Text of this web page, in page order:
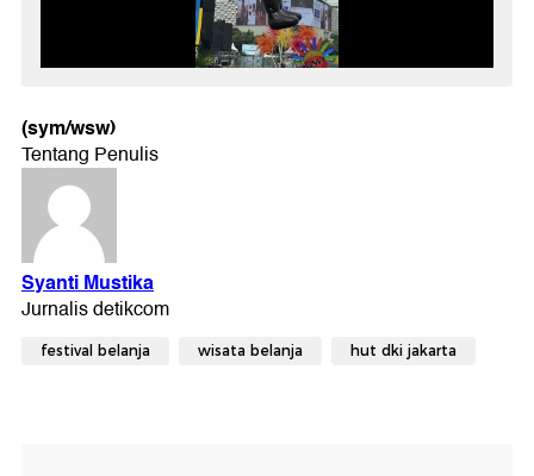
(sym/wsw)
festival belanja wisata belanja hut dki jakarta